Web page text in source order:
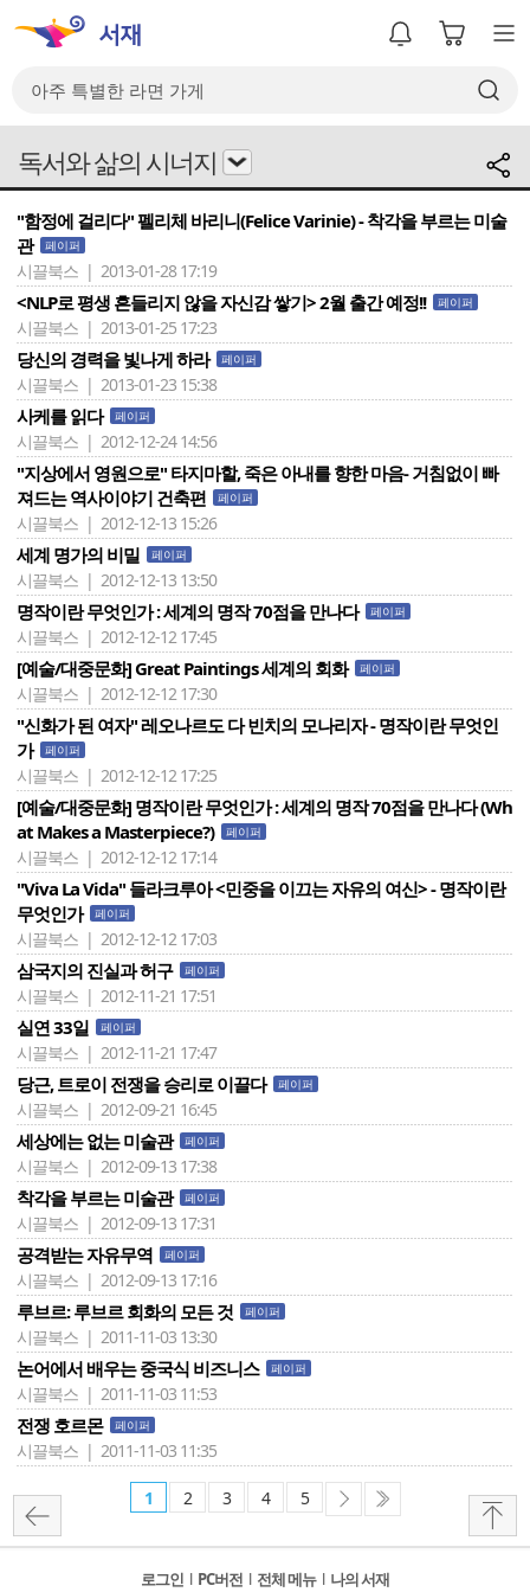
독서와 삶의 시너지
"함정에 걸리다" 펠리체 바리니(Felice Varinie) - 착각을 부르는 미술
관 페이퍼
시끌북스 | 2013-01-28 17:19
<NLP로 평생 흔들리지 않을 자신감 쌓기> 2월 출간 예정!! 페이퍼
시끌북스 | 2013-01-25 17:23
당신의 경력을 빛나게 하라 페이퍼
시끌북스 | 2013-01-23 15:38
사케를 읽다 페이퍼
시끌북스 | 2012-12-24 14:56
"지상에서 영원으로" 타지마할, 죽은 아내를 향한 마음- 거침없이 빠
져드는 역사이야기 건축편
페이퍼
시끌북스 | 2012-12-13 15:26
세계 명가의 비밀 페이퍼
시끌북스 | 2012-12-13 13:50
명작이란 무엇인가 : 세계의 명작 70점을 만나다 페이퍼
시끌북스 | 2012-12-12 17:45
[예술/대중문화] Great Paintings 세계의 회화 페이퍼
시끌북스 | 2012-12-12 17:30
"신화가 된 여자" 레오나르도 다 빈치의 모나리자 - 명작이란 무엇인
가 페이퍼
시끌북스 | 2012-12-12 17:25
[예술/대중문화] 명작이란 무엇인가 : 세계의 명작 70점을 만나다 (Wh
at Makes a Masterpiece?)
페이퍼
시끌북스 | 2012-12-12 17:14
"Viva La Vida" 들라크루아 <민중을 이끄는 자유의 여신> - 명작이란
무엇인가 페이퍼
시끌북스 | 2012-12-12 17:03
삼국지의 진실과 허구 페이퍼
시끌북스 | 2012-11-21 17:51
실연 33일 페이퍼
시끌북스 | 2012-11-21 17:47
당근, 트로이 전쟁을 승리로 이끌다 페이퍼
시끌북스 | 2012-09-21 16:45
세상에는 없는 미술관 페이퍼
시끌북스 | 2012-09-13 17:38
착각을 부르는 미술관 페이퍼
시끌북스 | 2012-09-13 17:31
공격받는 자유무역 페이퍼
시끌북스 | 2012-09-13 17:16
루브르: 루브르 회화의 모든 것 페이퍼
시끌북스 | 2011-11-03 13:30
논어에서 배우는 중국식 비즈니스 페이퍼
시끌북스 | 2011-11-03 11:53
전쟁 호르몬 페이퍼
시끌북스 | 2011-11-03 11:35
1 2 3 4 5
로그인 l PC버전 l 전체 메뉴 l 나의 서재